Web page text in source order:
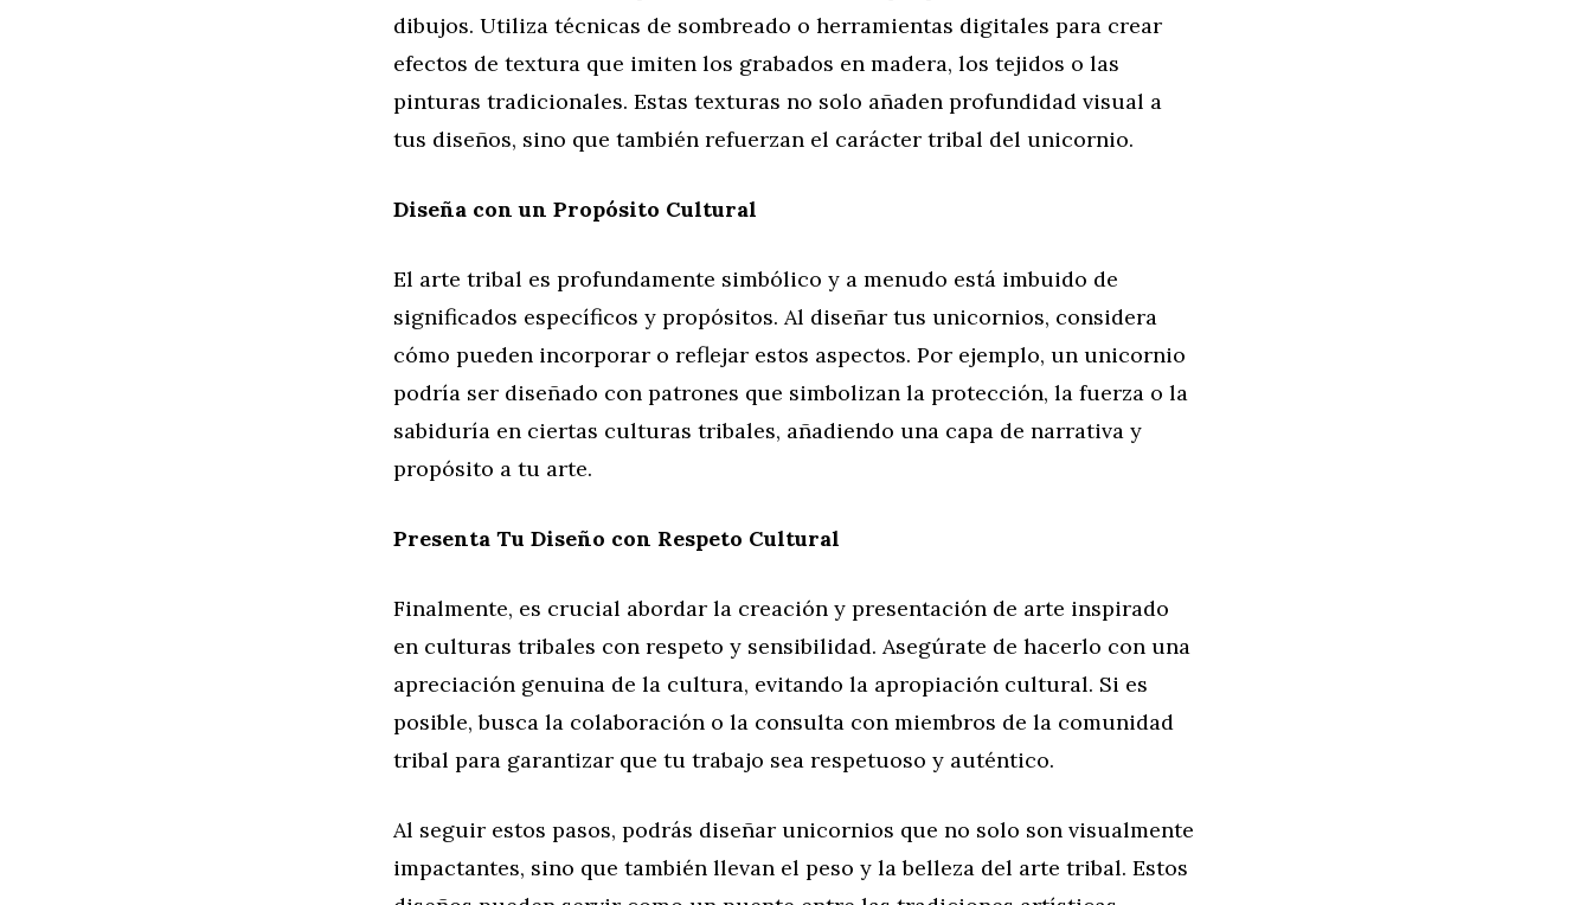
dibujos. Utiliza técnicas de sombreado o herramientas digitales para crear
efectos de textura que imiten los grabados en madera, los tejidos o las
pinturas tradicionales. Estas texturas no solo añaden profundidad visual a
tus diseños, sino que también refuerzan el carácter tribal del unicornio.
Diseña con un Propósito Cultural
El arte tribal es profundamente simbólico y a menudo está imbuido de
significados específicos y propósitos. Al diseñar tus unicornios, considera
cómo pueden incorporar o reflejar estos aspectos. Por ejemplo, un unicornio
podría ser diseñado con patrones que simbolizan la protección, la fuerza o la
sabiduría en ciertas culturas tribales, añadiendo una capa de narrativa y
propósito a tu arte.
Presenta Tu Diseño con Respeto Cultural
Finalmente, es crucial abordar la creación y presentación de arte inspirado
en culturas tribales con respeto y sensibilidad. Asegúrate de hacerlo con una
apreciación genuina de la cultura, evitando la apropiación cultural. Si es
posible, busca la colaboración o la consulta con miembros de la comunidad
tribal para garantizar que tu trabajo sea respetuoso y auténtico.
Al seguir estos pasos, podrás diseñar unicornios que no solo son visualmente
impactantes, sino que también llevan el peso y la belleza del arte tribal. Estos